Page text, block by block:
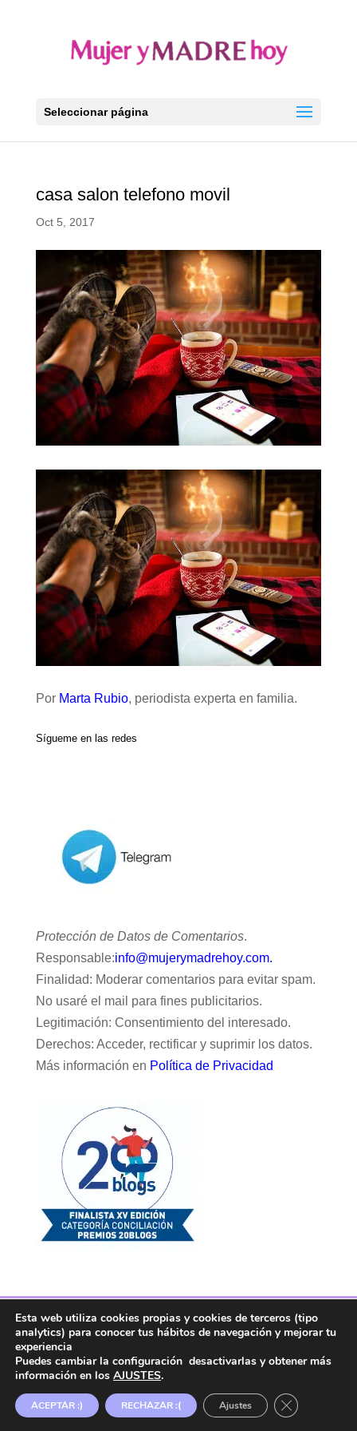
Seleccionar página
casa salon telefono movil
Oct 5, 2017
Por Marta Rubio, periodista experta en familia.
Sígueme en las redes
Protección de Datos de Comentarios.
Responsable:info@mujerymadrehoy.com.
Finalidad: Moderar comentarios para evitar spam.
No usaré el mail para fines publicitarios.
Legitimación: Consentimiento del interesado.
Derechos: Acceder, rectificar y suprimir los datos.
Más información en Política de Privacidad
Facebook Twitter Telegram
RSS
Instagram
Linkedin
marca registrada en la OEPM.
Esta web utiliza cookies propias y cookies de terceros (tipo
analytics) para conocer tus hábitos de navegación y mejorar tu
experiencia
Puedes cambiar la configuración desactivarlas y obtener más
información en los AJUSTES.
ACEPTAR :) RECHAZAR :( Ajustes Cerrar el